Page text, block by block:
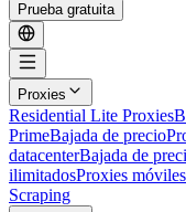
Prueba gratuita
Proxies
Residential Lite Proxies
PrimeBajada de precio
datacenterBajada de
ilimitadosProxies móviles
Scraping